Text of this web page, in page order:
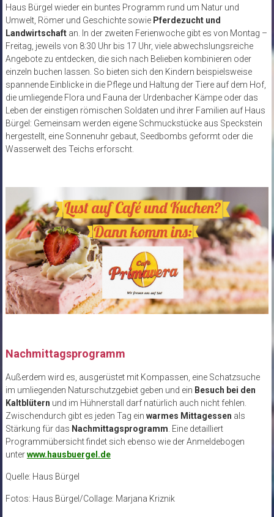
Haus Bürgel wieder ein buntes Programm rund um Natur und
Umwelt, Römer und Geschichte sowie Pferdezucht und
Landwirtschaftan. In der zweiten Ferienwoche gibt es von Montag –
Freitag, jeweils von 8:30 Uhr bis 17 Uhr, viele abwechslungsreiche
Angebote zu entdecken, die sich nach Belieben kombinieren oder
einzeln buchen lassen. So bieten sich den Kindern beispielsweise
spannende Einblicke in die Pflege und Haltung der Tiere auf dem Hof,
die umliegende Flora und Fauna der Urdenbacher Kämpe oder das
Leben der einstigen römischen Soldaten und ihrer Familien auf Haus
Bürgel: Gemeinsam werden eigene Schmuckstücke aus Speckstein
hergestellt, eine Sonnenuhr gebaut, Seedbombs geformt oder die
Wasserwelt des Teichs erforscht.
Nachmittagsprogramm
Außerdem wird es, ausgerüstet mit Kompassen, eine Schatzsuche
im umliegenden Naturschutzgebiet geben und ein Besuch bei den
Kaltblütern und im Hühnerstall darf natürlich auch nicht fehlen.
Zwischendurch gibt es jeden Tag ein warmes Mittagessen als
Stärkung für das Nachmittagsprogramm. Eine detailliert
Programmübersicht findet sich ebenso wie der Anmeldebogen
unterwww.hausbuergel.de
Quelle: Haus Bürgel
Fotos: Haus Bürgel/Collage: Marjana Kriznik